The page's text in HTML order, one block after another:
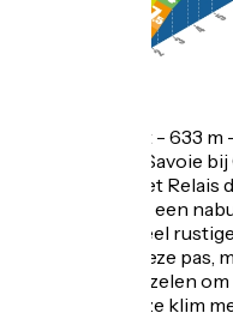
De Col du Chat - 633
maar ligt in de Savoie
verward met het
ervan is echter een
missen als je veel
oversteken! Deze pas,
echter niet aarzelen
zien tijdens deze klim